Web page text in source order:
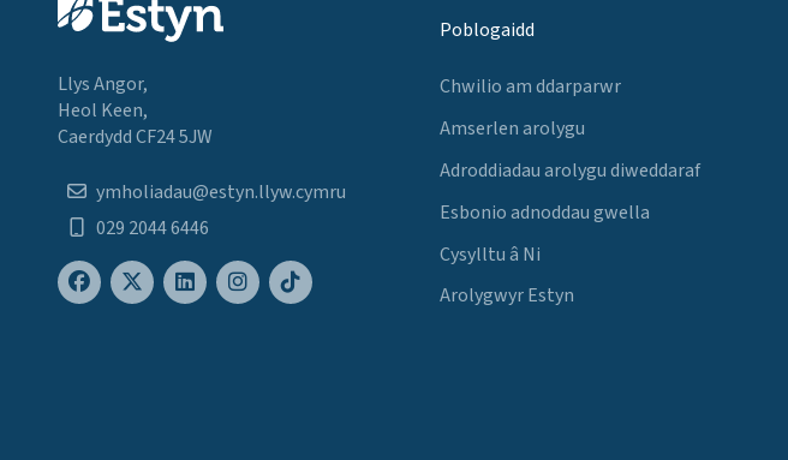
Llys Angor,
Heol Keen,
Caerdydd CF24 5JW
ymholiadau@estyn.llyw.cymru
029 2044 6446
Poblogaidd
Chwilio am ddarparwr
Amserlen arolygu
Adroddiadau arolygu diweddaraf
Esbonio adnoddau gwella
Cysylltu â Ni
Arolygwyr Estyn